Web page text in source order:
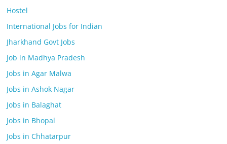
Hostel
International Jobs for Indian
Jharkhand Govt Jobs
Job in Madhya Pradesh
Jobs in Agar Malwa
Jobs in Ashok Nagar
Jobs in Balaghat
Jobs in Bhopal
Jobs in Chhatarpur